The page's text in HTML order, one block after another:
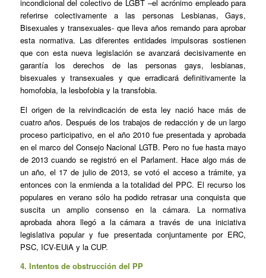
incondicional del colectivo de LGBT –el acrónimo empleado para
referirse colectivamente a las personas Lesbianas, Gays,
Bisexuales y transexuales- que lleva años remando para aprobar
esta normativa. Las diferentes entidades impulsoras sostienen
que con esta nueva legislación se avanzará decisivamente en
garantía los derechos de las personas gays, lesbianas,
bisexuales y transexuales y que erradicará definitivamente la
homofobia, la lesbofobia y la transfobia.
El origen de la reivindicación de esta ley nació hace más de
cuatro años. Después de los trabajos de redacción y de un largo
proceso participativo, en el año 2010 fue presentada y aprobada
en el marco del Consejo Nacional LGTB. Pero no fue hasta mayo
de 2013 cuando se registró en el Parlament. Hace algo más de
un año, el 17 de julio de 2013, se votó el acceso a trámite, ya
entonces con la enmienda a la totalidad del PPC. El recurso los
populares en verano sólo ha podido retrasar una conquista que
suscita un amplio consenso en la cámara. La normativa
aprobada ahora llegó a la cámara a través de una iniciativa
legislativa popular y fue presentada conjuntamente por ERC,
PSC, ICV-EUiA y la CUP.
4. Intentos de obstrucción del PP